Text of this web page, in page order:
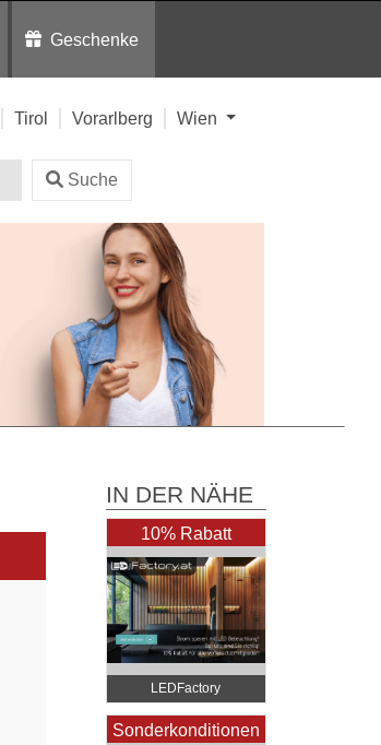
Geschenke
Tirol Vorarlberg Wien
Suche
IN DER NÄHE
10% Rabatt
LEDFactory
Sonderkonditionen